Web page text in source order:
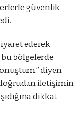
güvenlik
ederek
bölgelerde
diyen
iletişimin
dikkat